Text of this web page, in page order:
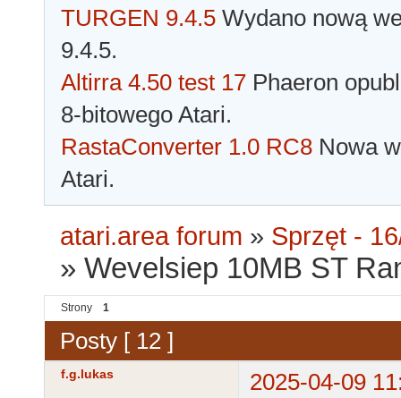
TURGEN 9.4.5 Wydano nową
9.4.5.
Altirra 4.50 test 17 Phaeron
8-bitowego Atari.
RastaConverter 1.0 RC8 Nowa
Atari.
atari.area forum » Sprzęt -
»Wevelsiep 10MB ST
Strony 1
Posty [ 12 ]
f.g.lukas 2025-04-09